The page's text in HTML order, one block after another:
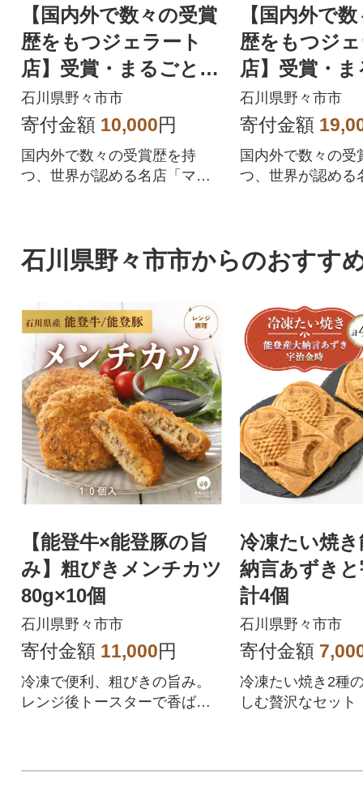
【国内外で数々の受賞
歴をもつジェラート
店】受賞・まるごと能
登ジェラート 6個
石川県野々市市
寄付金額 10,000円
国内外で数々の受賞歴を持
つ、世界が認める名店「マル
【国内外で
歴をもつジ
店】受賞・
登ジェラー
石川県野々市市
寄付金額
国内外で数々の受
つ、世界が認める
石川県野々市市からのおすす
【能登牛×能登豚の旨
み】粗びきメンチカツ
80g×10個
石川県野々市市
寄付金額 11,000円
冷凍で便利、粗びきの旨み。
レンジ後トースターで香ばし
冷凍たい焼
納言あずき
計4個
石川県野々市市
寄付金額
冷凍たい焼き2種
しむ贅沢なセット